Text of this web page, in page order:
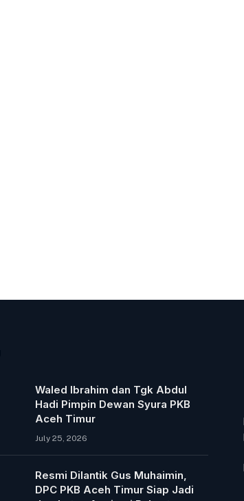
Waled Ibrahim dan Tgk Abdul
Hadi Pimpin Dewan Syura PKB
Aceh Timur
July 25, 2026
Resmi Dilantik Gus Muhaimin,
DPC PKB Aceh Timur Siap Jadi